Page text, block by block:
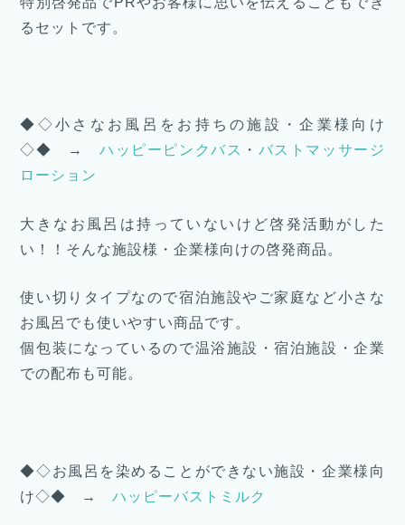
るセットです。
◆◇小さなお風呂をお持ちの施設・企業様向け
◇◆ →ハッピーピンクバス ・ バストマッサージ
ローション
大きなお風呂は持っていないけど啓発活動がした
い！！そんな施設様・企業様向けの啓発商品。
使い切りタイプなので宿泊施設やご家庭など小さな
お風呂でも使いやすい商品です。
個包装になっているので温浴施設・宿泊施設・企業
での配布も可能。
◆◇お風呂を染めることができない施設・企業様向
け◇◆ →ハッピーバストミルク